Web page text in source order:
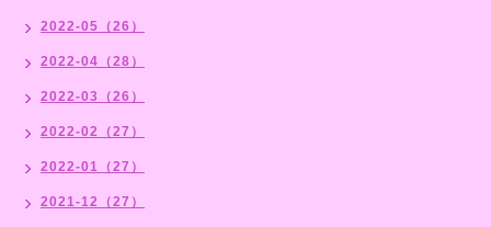
2022-05（26）
2022-04（28）
2022-03（26）
2022-02（27）
2022-01（27）
2021-12（27）